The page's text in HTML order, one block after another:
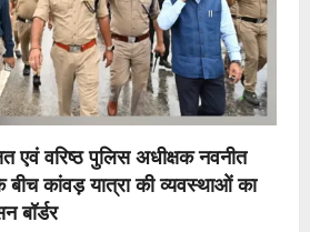
एवं वरिष्ठ पुलिस अधीक्षक नवनीत
बीच कांवड़ यात्रा की व्यवस्थाओं का
बॉर्डर